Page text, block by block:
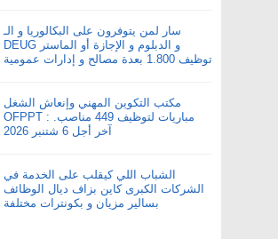
سار لمن يتوفرون على البكالوريا و الـ
DEUG و الدبلوم و الإجازة أو الماستر
توظيف 1.800 بعدة مصالح و إدارات عمومية
مكتب التكوين المهني وإنعاش الشغل
OFPPT : مباريات لتوظيف 449 مناصب.
آخر أجل 6 شتنبر 2026
الشباب اللي كيقلب على الخدمة في
الشركات الكبرى كاين بزاف ديال الوظائف
بسالير مزيان و بكونترات مختلفة